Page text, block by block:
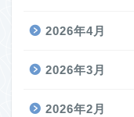
2026年4月
2026年3月
2026年2月